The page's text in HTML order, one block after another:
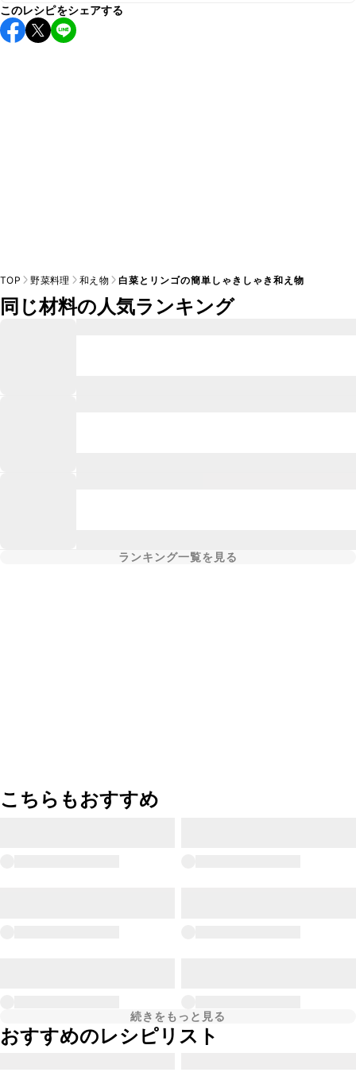
保存期間は冷蔵で当日中が目安です。なるべくお早めにお召
し上がりください。
このレシピをシェアする
TOP 野菜料理 和え物 白菜とリンゴの簡単しゃきしゃき和え物
同じ材料の人気ランキング
ランキング一覧を見る
こちらもおすすめ
続きをもっと見る
おすすめのレシピリスト